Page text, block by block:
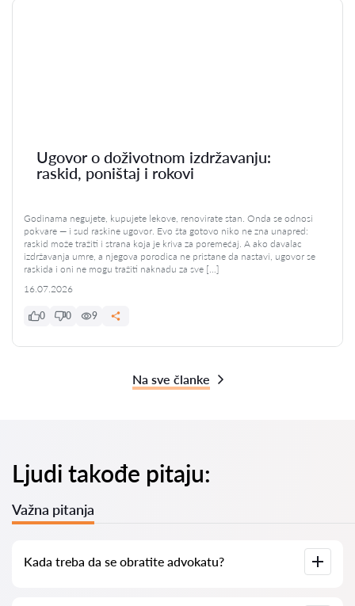
Ugovor o doživotnom izdržavanju:
raskid, poništaj i rokovi
Godinama negujete, kupujete lekove, renovirate stan. Onda se odnosi
pokvare — i sud raskine ugovor. Evo šta gotovo niko ne zna unapred:
raskid može tražiti i strana koja je kriva za poremećaj. A ako davalac
izdržavanja umre, a njegova porodica ne pristane da nastavi, ugovor se
raskida i oni ne mogu tražiti naknadu za sve […]
16.07.2026
0 0 9
Na sve članke
Ljudi takođe pitaju:
Važna pitanja
Kada treba da se obratite advokatu?